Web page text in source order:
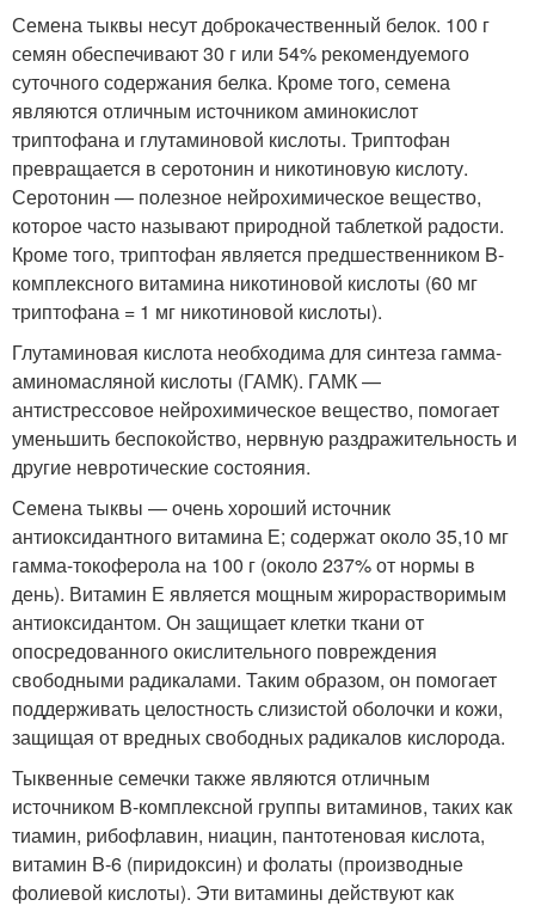
Семена тыквы несут доброкачественный белок. 100 г
семян обеспечивают 30 г или 54% рекомендуемого
суточного содержания белка. Кроме того, семена
являются отличным источником аминокислот
триптофана и глутаминовой кислоты. Триптофан
превращается в серотонин и никотиновую кислоту.
Серотонин — полезное нейрохимическое вещество,
которое часто называют природной таблеткой радости.
Кроме того, триптофан является предшественником B-
комплексного витамина никотиновой кислоты (60 мг
триптофана = 1 мг никотиновой кислоты).
Глутаминовая кислота необходима для синтеза гамма-
аминомасляной кислоты (ГАМК). ГАМК —
антистрессовое нейрохимическое вещество, помогает
уменьшить беспокойство, нервную раздражительность и
другие невротические состояния.
Семена тыквы — очень хороший источник
антиоксидантного витамина Е; содержат около 35,10 мг
гамма-токоферола на 100 г (около 237% от нормы в
день). Витамин Е является мощным жирорастворимым
антиоксидантом. Он защищает клетки ткани от
опосредованного окислительного повреждения
свободными радикалами. Таким образом, он помогает
поддерживать целостность слизистой оболочки и кожи,
защищая от вредных свободных радикалов кислорода.
Тыквенные семечки также являются отличным
источником B-комплексной группы витаминов, таких как
тиамин, рибофлавин, ниацин, пантотеновая кислота,
витамин B-6 (пиридоксин) и фолаты (производные
фолиевой кислоты). Эти витамины действуют как